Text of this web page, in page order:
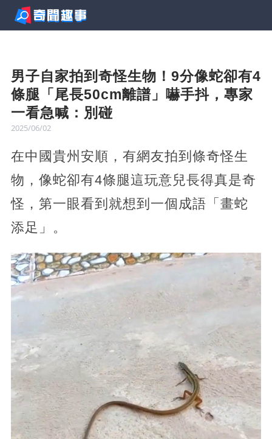
男子自家拍到奇怪生物！9分像蛇卻有4
條腿「尾長50cm離譜」嚇手抖，專家
一看急喊：別碰
2025/06/02
在中國貴州安順，有網友拍到條奇怪生
物，像蛇卻有4條腿這玩意兒長得真是奇
怪，第一眼看到就想到一個成語「畫蛇
添足」。